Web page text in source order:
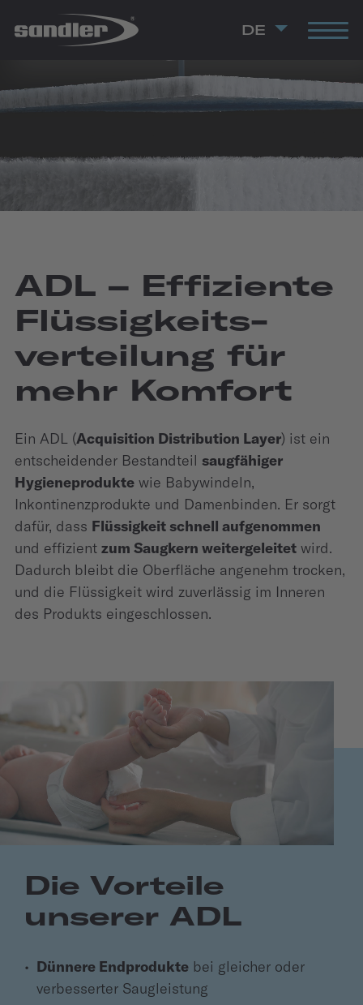
DE
ADL – Effiziente
Flüssig­keits­
verteilung für
mehr Komfort
Ein ADL (Acquisition Distribution Layer) ist ein
entscheidender Bestandteil saugfähiger
Hygieneprodukte wie Babywindeln,
Inkontinenzprodukte und Damenbinden. Er sorgt
dafür, dass Flüssigkeit schnell aufgenommen
und effizient zum Saugkern weitergeleitet wird.
Dadurch bleibt die Oberfläche angenehm trocken,
und die Flüssigkeit wird zuverlässig im Inneren
des Produkts eingeschlossen.
Die Vorteile
unserer ADL
Dünnere Endprodukte bei gleicher oder
verbesserter Saugleistung